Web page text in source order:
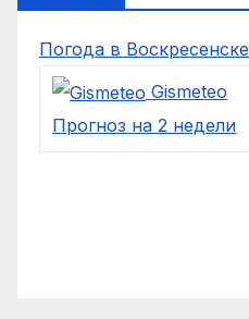
Погода в Воскресенске
Gismeteo
Прогноз на 2 недели